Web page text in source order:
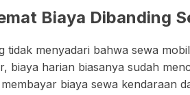
Biaya Dibanding
tidak menyadari bahwa sewa
biaya harian biasanya sudah
biaya sewa kendaraan